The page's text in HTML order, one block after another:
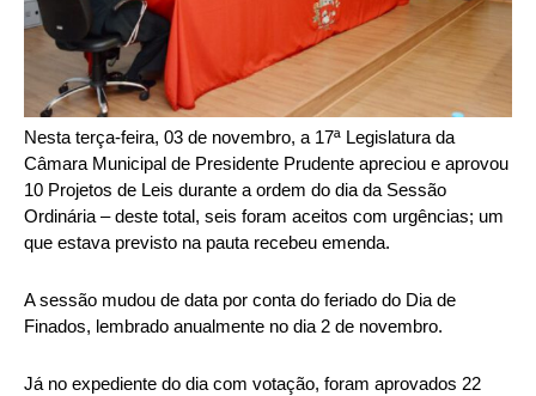
Nesta terça-feira, 03 de novembro, a 17ª Legislatura da
Câmara Municipal de Presidente Prudente apreciou e aprovou
10 Projetos de Leis durante a ordem do dia da Sessão
Ordinária – deste total, seis foram aceitos com urgências; um
que estava previsto na pauta recebeu emenda.
A sessão mudou de data por conta do feriado do Dia de
Finados, lembrado anualmente no dia 2 de novembro.
Já no expediente do dia com votação, foram aprovados 22